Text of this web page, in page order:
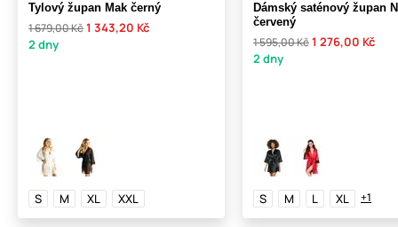
Tylový župan Mak černý
1 679,00 Kč1 343,20 Kč
2 dny
S M XL XXL
Dámský saténový župan
červený
1 595,00 Kč1 276,00 Kč
2 dny
S M L XL +1